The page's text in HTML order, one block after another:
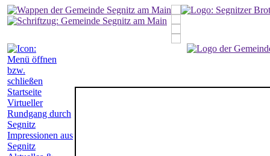
Startseite
Virtueller
Rundgang durch
Segnitz
Impressionen aus
Segnitz